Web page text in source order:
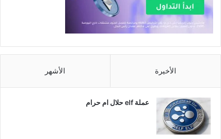
الأخيرة الأشهر
عملة elf حلال ام حرام